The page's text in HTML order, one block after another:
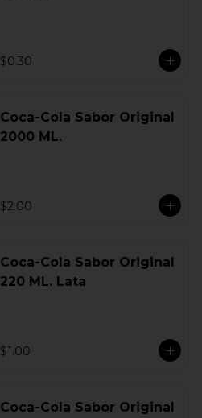
$0.30
Coca-Cola Sabor Original
2000 ML.
$2.00
Coca-Cola Sabor Original
220 ML. Lata
$1.00
Coca-Cola Sabor Original